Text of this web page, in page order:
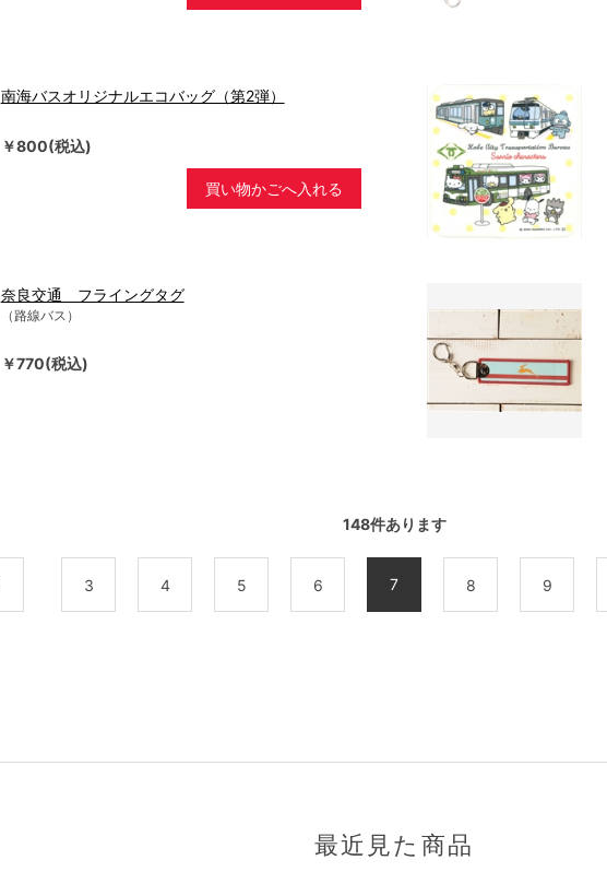
南海バスオリジナルエコバッグ（第2弾）
￥800(税込)
買い物かごへ入れる
奈良交通 フライングタグ
（路線バス）
￥770(税込)
148件あります
3 4 5 6 7 8 9
最近見た商品